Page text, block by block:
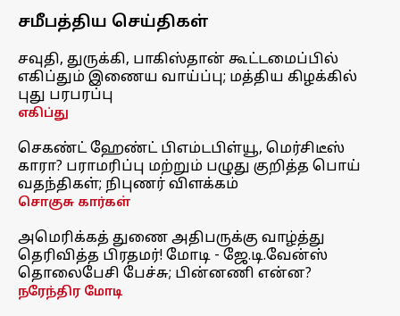
சமீபத்திய செய்திகள்
சவுதி, துருக்கி, பாகிஸ்தான் கூட்டமைப்பில்
எகிப்தும் இணைய வாய்ப்பு; மத்திய கிழக்கில்
புது பரபரப்பு
எகிப்து
செகண்ட் ஹேண்ட் பிஎம்டபிள்யூ, மெர்சிடீஸ்
காரா? பராமரிப்பு மற்றும் பழுது குறித்த பொய்
வதந்திகள்; நிபுணர் விளக்கம்
சொகுசு கார்கள்
அமெரிக்கத் துணை அதிபருக்கு வாழ்த்து
தெரிவித்த பிரதமர்! மோடி - ஜே.டி.வேன்ஸ்
தொலைபேசி பேச்சு; பின்னணி என்ன?
நரேந்திர மோடி